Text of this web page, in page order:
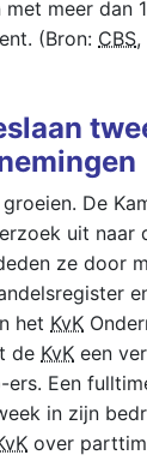
meer dan
(Bron: CBS,
De
uit naar
ze door
het KvK
de KvK een
Een
in zijn
over